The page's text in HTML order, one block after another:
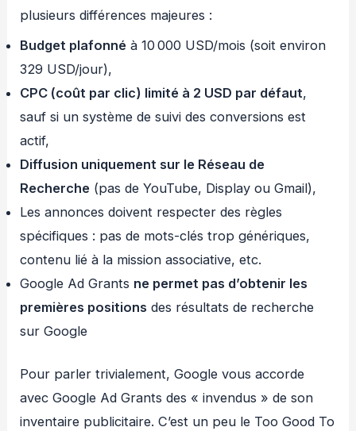
plusieurs différences majeures :
Budget plafonné à 10 000 USD/mois (soit environ
329 USD/jour),
CPC (coût par clic) limité à 2 USD par défaut,
sauf si un système de suivi des conversions est
actif,
Diffusion uniquement sur le Réseau de
Recherche (pas de YouTube, Display ou Gmail),
Les annonces doivent respecter des règles
spécifiques : pas de mots-clés trop génériques,
contenu lié à la mission associative, etc.
Google Ad Grants ne permet pas d’obtenir les
premières positions des résultats de recherche
sur Google
Pour parler trivialement, Google vous accorde
avec Google Ad Grants des « invendus » de son
inventaire publicitaire. C’est un peu le Too Good To